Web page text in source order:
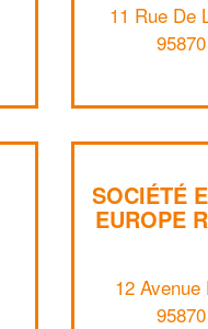
11 Rue De
SOCIÉTÉ
EUROPE
12